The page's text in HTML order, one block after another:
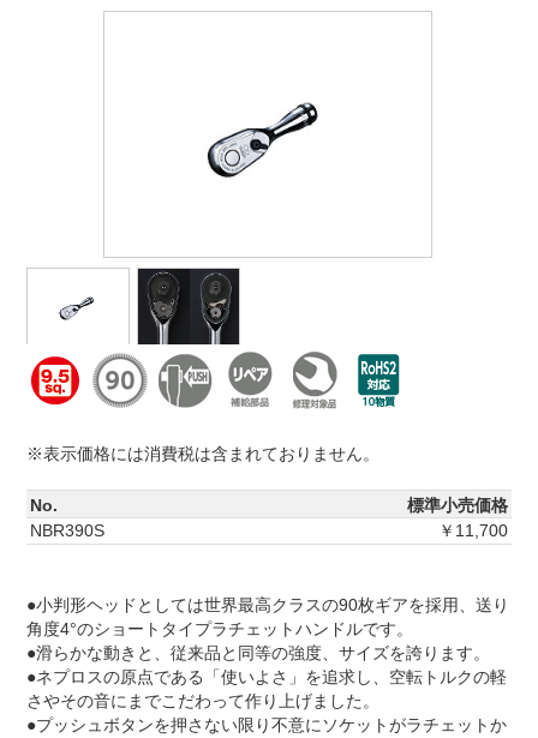
※表示価格には消費税は含まれておりません。
No.
標準小売価格
NBR390S
￥11,700
●小判形ヘッドとしては世界最高クラスの90枚ギアを採用、送り
角度4°のショートタイプラチェットハンドルです。
●滑らかな動きと、従来品と同等の強度、サイズを誇ります。
●ネプロスの原点である「使いよさ」を追求し、空転トルクの軽
さやその音にまでこだわって作り上げました。
●プッシュボタンを押さない限り不意にソケットがラチェットか